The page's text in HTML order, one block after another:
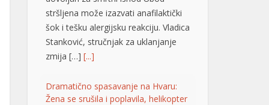
stršljena može izazvati anafilaktički
šok i tešku alergijsku reakciju. Vladica
Stanković, stručnjak za uklanjanje
zmija […] [...]
Dramatično spasavanje na Hvaru:
Žena se srušila i poplavila, helikopter